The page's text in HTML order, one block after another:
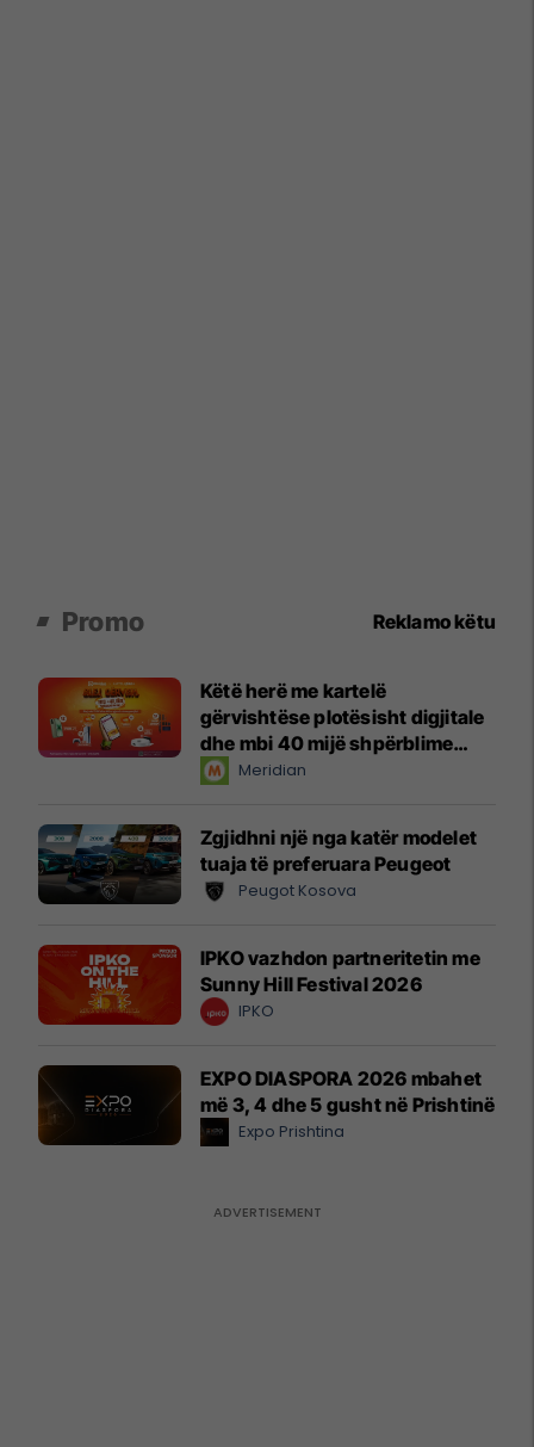
Promo Reklamo këtu
Këtë herë me kartelë
gërvishtëse plotësisht digjitale
dhe mbi 40 mijë shpërblime
instant!Meridian
Zgjidhni një nga katër modelet
tuaja të preferuara Peugeot
Peugot Kosova
IPKO vazhdon partneritetin me
Sunny Hill Festival 2026
IPKO
EXPO DIASPORA 2026 mbahet
më 3, 4 dhe 5 gusht në Prishtinë
Expo Prishtina